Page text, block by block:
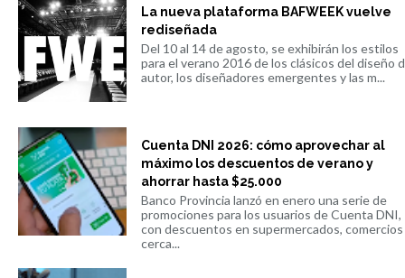
La nueva plataforma BAFWEEK vuelve
rediseñada
Del 10 al 14 de agosto, se exhibirán los estilos
para el verano 2016 de los clásicos del diseño
autor, los diseñadores emergentes y las m...
Cuenta DNI 2026: cómo aprovechar al
máximo los descuentos de verano y
ahorrar hasta $25.000
Banco Provincia lanzó en enero una serie de
promociones para los usuarios de Cuenta DNI,
con descuentos en supermercados,
cerca...